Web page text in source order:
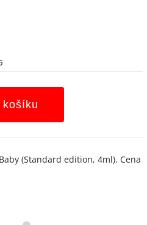
košíku
(Standard edition, 4ml). Cena